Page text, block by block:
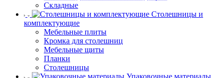
Складные
Столешницы и
комплектующие
Мебельные плиты
Кромка для столешниц
Мебельные щиты
Планки
Столешницы
Упаковочные материалы